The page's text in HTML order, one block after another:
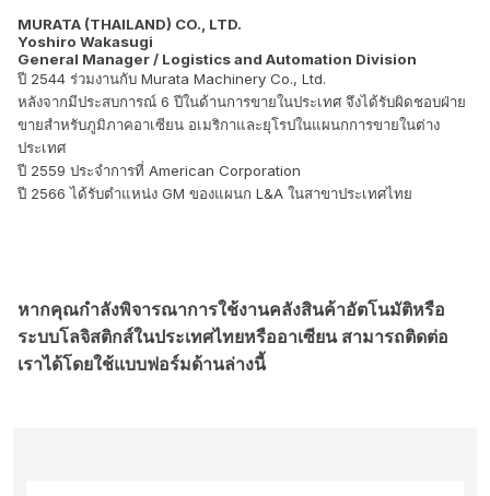
MURATA (THAILAND) CO., LTD.
Yoshiro Wakasugi
General Manager / Logistics and Automation Division
ปี 2544 ร่วมงานกับ Murata Machinery Co., Ltd.
หลังจากมีประสบการณ์ 6 ปีในด้านการขายในประเทศ จึงได้รับผิดชอบฝ่าย
ขายสำหรับภูมิภาคอาเซียน อเมริกาและยุโรปในแผนกการขายในต่าง
ประเทศ
ปี 2559 ประจำการที่ American Corporation
ปี 2566 ได้รับตำแหน่ง GM ของแผนก L&A ในสาขาประเทศไทย
หากคุณกำลังพิจารณาการใช้งานคลังสินค้าอัตโนมัติหรือ
ระบบโลจิสติกส์ในประเทศไทยหรืออาเซียน สามารถติดต่อ
เราได้โดยใช้แบบฟอร์มด้านล่างนี้